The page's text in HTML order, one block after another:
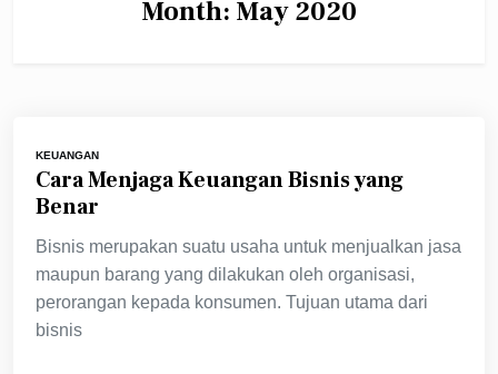
Month: May 2020
KEUANGAN
Cara Menjaga Keuangan Bisnis yang
Benar
Bisnis merupakan suatu usaha untuk menjualkan jasa
maupun barang yang dilakukan oleh organisasi,
perorangan kepada konsumen. Tujuan utama dari
bisnis